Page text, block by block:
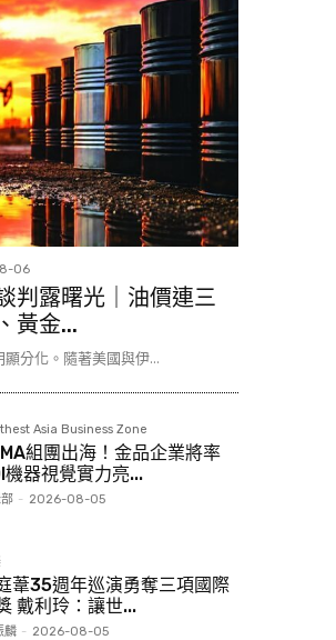
06
判露曙光｜油價連三
黃金...
分化。隨著美國與伊...
Asia Business Zone
組團出海！金品企業將率
機器視覺實力亮...
- 2026-08-05
葦35週年巡演勇奪三項國際
戴利玲：讓世...
麟 - 2026-08-05